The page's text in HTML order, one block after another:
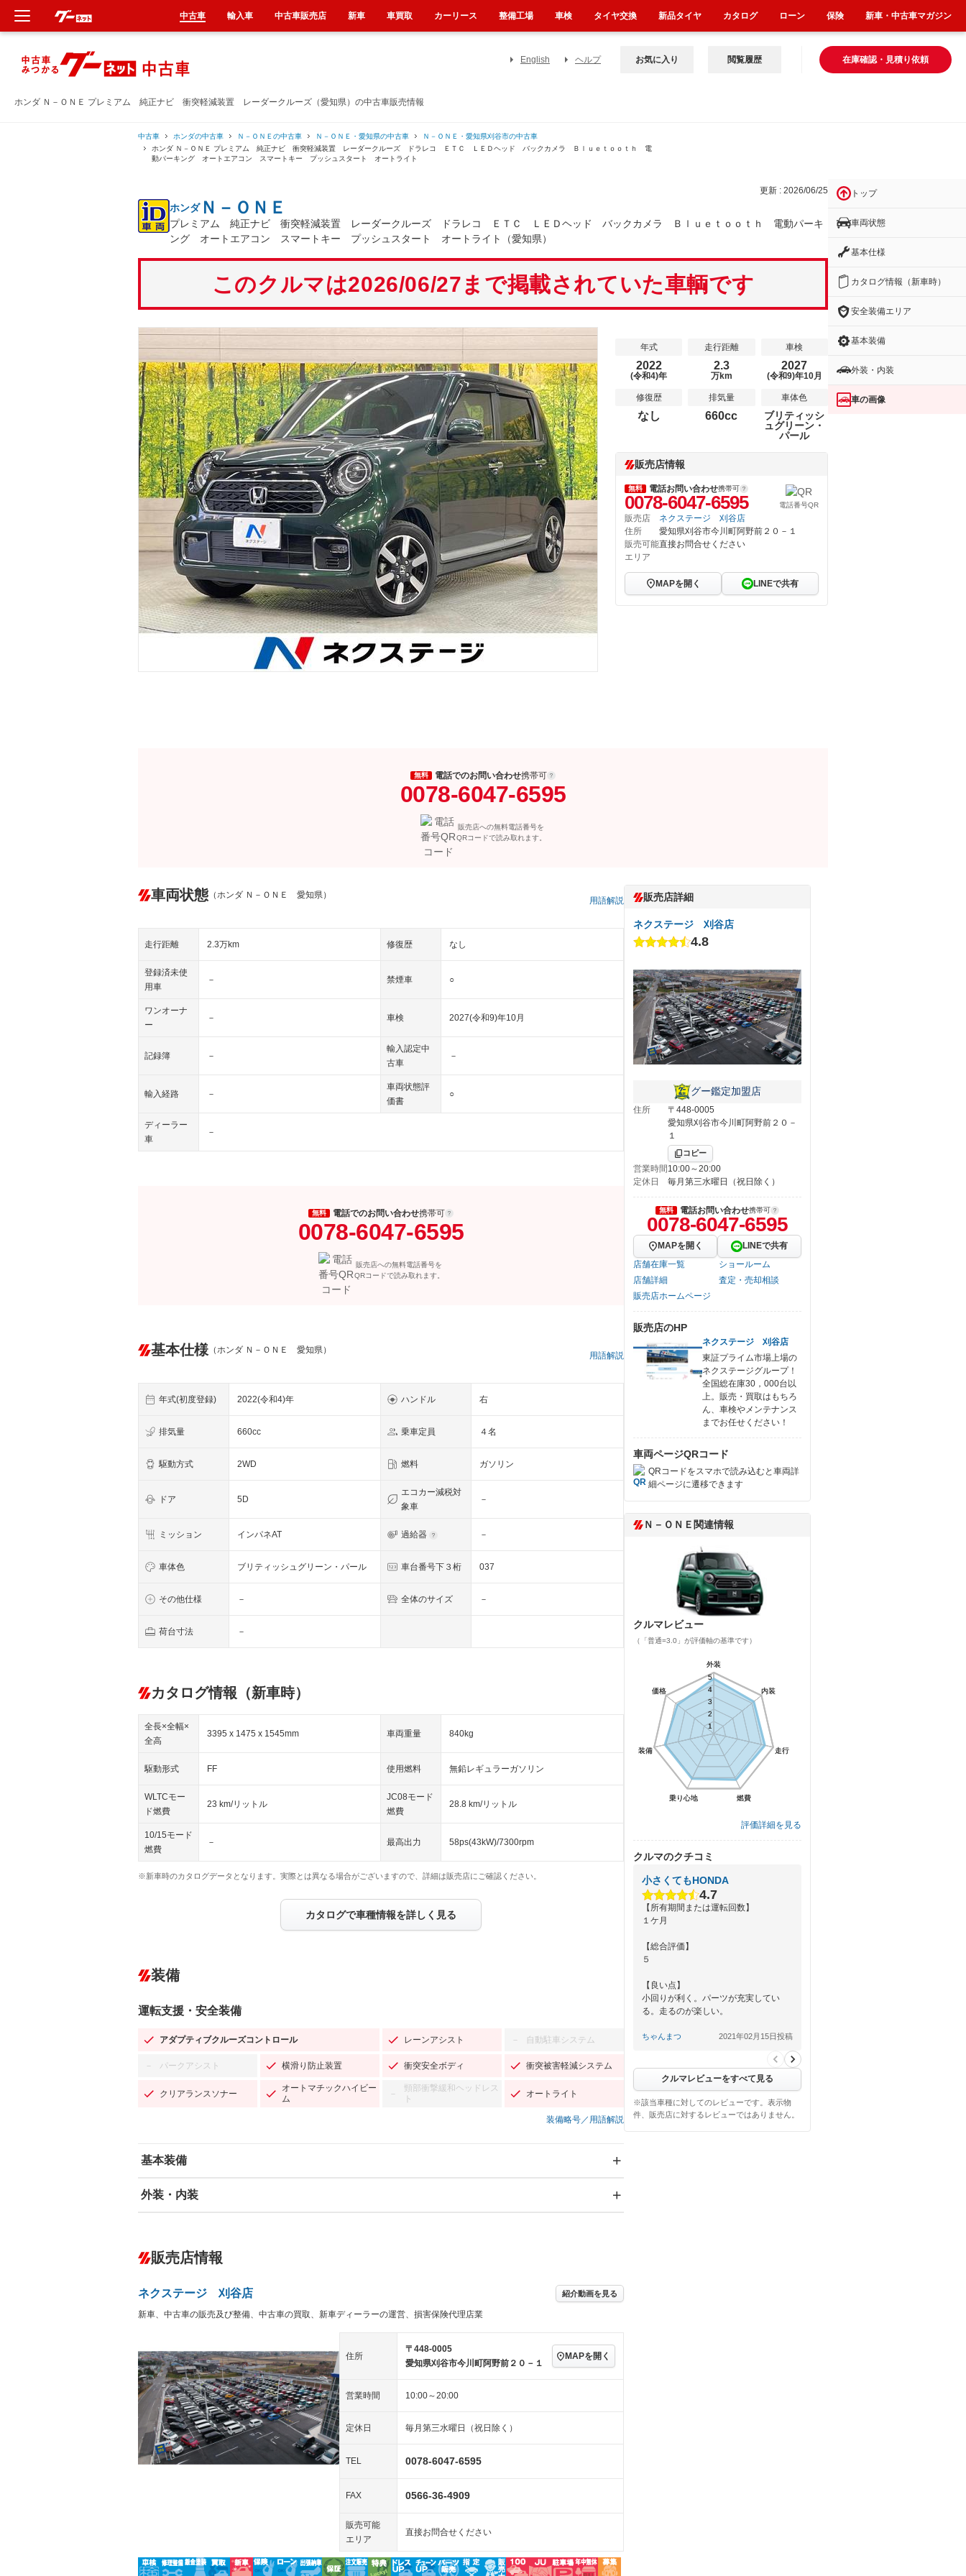
ホンダ Ｎ－ＯＮＥ プレミアム 純正ナビ 衝突軽減装置 レーダークルーズ（愛知県）の中古車販売情報
English ヘルプ 在庫確認・見積り依頼
お気に入り 閲覧履歴
中古車 ホンダの中古車 Ｎ－ＯＮＥの中古車 Ｎ－ＯＮＥ・愛知県の中古車
Ｎ－ＯＮＥ・愛知県刈谷市の中古車
ホンダ Ｎ－ＯＮＥ プレミアム 純正ナビ 衝突軽減装置 レーダークルーズ ドラレコ ＥＴＣ ＬＥＤヘッド バックカメラ Ｂｌｕｅｔｏｏｔｈ 電
動パーキング オートエアコン スマートキー プッシュスタート オートライト
更新 : 2026/06/25
ホンダＮ－ＯＮＥ
プレミアム 純正ナビ 衝突軽減装置 レーダークルーズ ドラレコ ＥＴＣ ＬＥＤヘッド バックカメラ Ｂｌｕｅｔｏｏｔｈ 電動パーキ
ング オートエアコン スマートキー プッシュスタート オートライト（愛知県）
このクルマは2026/06/27まで掲載されていた車輌です
年式
2022
(令和4)年
走行距離
2.3
万km
車検
2027
(令和9)年10月
修復歴
なし
排気量
660cc
車体色
ブリティッシ
ュグリーン・
パール
販売店情報
無料 電話お問い合わせ携帯可
0078-6047-6595 電話番号QR
販売店
ネクステージ 刈谷店
住所
愛知県刈谷市今川町阿野前２０－１
販売可能
エリア
直接お問合せください
MAPを開く LINEで共有
無料 電話でのお問い合わせ携帯可
0078-6047-6595
販売店への無料電話番号を
QRコードで読み取れます。
車両状態 （ホンダ Ｎ－ＯＮＥ 愛知県）
用語解説
走行距離 2.3万km 修復歴 なし
登録済未使
用車
－ 禁煙車 ○
ワンオーナ
ー
－ 車検 2027(令和9)年10月
記録簿 －
輸入認定中
古車
－
輸入経路 －
車両状態評
価書
○
ディーラー
車
－
無料 電話でのお問い合わせ携帯可
0078-6047-6595
販売店への無料電話番号を
QRコードで読み取れます。
基本仕様 （ホンダ Ｎ－ＯＮＥ 愛知県）
用語解説
年式(初度登録) 2022(令和4)年 ハンドル 右
排気量 660cc 乗車定員 ４名
駆動方式 2WD 燃料 ガソリン
ドア 5D
エコカー減税対
象車
－
ミッション インパネAT 過給器 －
車体色 ブリティッシュグリーン・パール 車台番号下３桁 037
その他仕様 － 全体のサイズ －
荷台寸法 －
カタログ情報（新車時）
全長×全幅×
全高
3395 x 1475 x 1545mm 車両重量 840kg
駆動形式 FF 使用燃料 無鉛レギュラーガソリン
WLTCモー
ド燃費
23 km/リットル
JC08モード
燃費
28.8 km/リットル
10/15モード
燃費
－ 最高出力 58ps(43kW)/7300rpm
※新車時のカタログデータとなります。実際とは異なる場合がございますので、詳細は販売店にご確認ください。
カタログで車種情報を詳しく見る
装備
運転支援・安全装備
アダプティブクルーズコントロール レーンアシスト － 自動駐車システム
－ パークアシスト 横滑り防止装置 衝突安全ボディ 衝突被害軽減システム
クリアランスソナー
オートマチックハイビー
ム
－
頸部衝撃緩和ヘッドレス
ト
オートライト
装備略号／用語解説
基本装備
エアバッグ：運転席/助手席/サイド
－ ダウンヒルアシストコントロール
Bluetooth接続 センターデフロック
装備略号／用語解説
外装・内装
－ オーディオ
－
ヘッドライトウォッシャ
ー
キーレス
LEDヘッドランプ － HID(キセノンライト) － ポータブルナビ
スマートキー ローダウン
－ ランフラットタイヤ － パワーシート 3列シート ベンチシート
－ フルフラットシート － チップアップシート オットマン
シートヒーター － ウォークスルー 後席モニター
フロントカメラ シートエアコン
販売店情報
ネクステージ 刈谷店 紹介動画を見る
新車、中古車の販売及び整備、中古車の買取、新車ディーラーの運営、損害保険代理店業
住所
〒448-0005
愛知県刈谷市今川町阿野前２０－１
MAPを開く
営業時間 10:00～20:00
定休日 毎月第三水曜日（祝日除く）
TEL 0078-6047-6595
FAX 0566-36-4909
販売可能
エリア
直接お問合せください
販売店詳細
ネクステージ 刈谷店
4.8
グー鑑定加盟店
住所
〒448-0005
愛知県刈谷市今川町阿野前２０－
１
コピー
営業時間10:00～20:00
定休日
毎月第三水曜日（祝日除く）
無料 電話お問い合わせ携帯可
0078-6047-6595
MAPを開く
LINEで共有
店舗在庫一覧
ショールーム
店舗詳細
査定・売却相談
販売店ホームページ
販売店のHP
ネクステージ 刈谷店
東証プライム市場上場の
ネクステージグループ！
全国総在庫30，000台以
上。販売・買取はもちろ
ん、車検やメンテナンス
までお任せください！
車両ページQRコード
QRコードをスマホで読み込むと車両詳
細ページに遷移できます
Ｎ－ＯＮＥ関連情報
クルマレビュー
（「普通=3.0」が評価軸の基準です）
外装
内装
走行
燃費
乗り心地
装備
価格
1
2
3
4
5
外装
内装
走行
燃費
乗り心地
装備
価格
1
2
3
4
5
評価詳細を見る
クルマのクチコミ
小さくてもHONDA
4.7
【所有期間または運転回数】
１ケ月
【総合評価】
５
【良い点】
小回りが利く。パーツが充実してい
る。走るのが楽しい。
【悪い点】
ちゃんまつ 2021年02月15日投稿
クルマレビューをすべて見る
※該当車種に対してのレビューです。表示物
件、販売店に対するレビューではありません。
トップ
車両状態
基本仕様
カタログ情報（新車時）
安全装備エリア
基本装備
外装・内装
車の画像
中古車 輸入車 中古車販売店 新車 車買取 カーリース 整備工場 車検 タイヤ交換 新品タイヤ カタログ ローン 保険 新車・中古車マガジン
新車
中古車